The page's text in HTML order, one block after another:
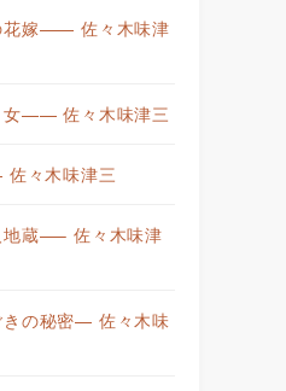
花嫁—— 佐々木味津
女—— 佐々木味津三
々木味津三
地蔵—– 佐々木味津
の秘密— 佐々木味